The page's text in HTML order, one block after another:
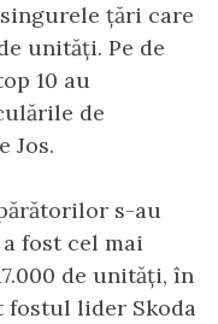
țări care
unități. Pe de
10 au
de
Jos.
s-au
fost cel mai
de unități, în
fostul lider Skoda